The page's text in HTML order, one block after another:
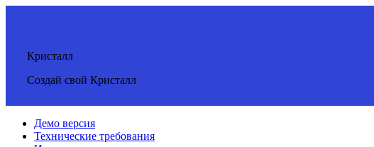
Кристалл
Создай свой Кристалл
Демо версия
Технические требования